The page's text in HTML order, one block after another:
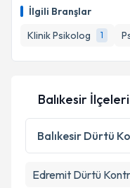
İlgili Branşlar
Klinik Psikolog
1
Balıkesir İlçeleri
Balıkesir Dürtü
Edremit Dürtü